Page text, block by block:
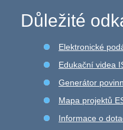
Důležité
Elektronické
Edukační videa
Generátor
Mapa projektů
Informace o